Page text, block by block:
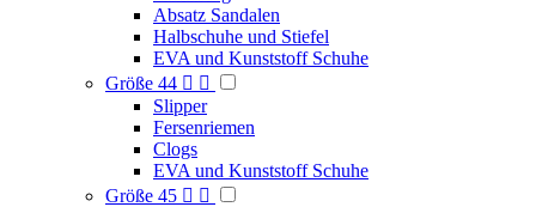
Absatz Sandalen
Halbschuhe und Stiefel
EVA und Kunststoff Schuhe
Größe 44  
Slipper
Fersenriemen
Clogs
EVA und Kunststoff Schuhe
Größe 45  